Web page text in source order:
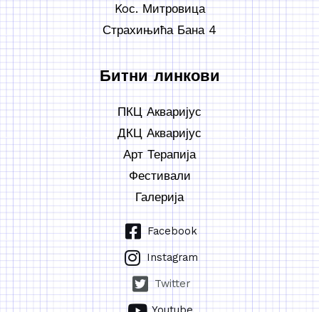
Koс. Митровица
Страхињића Бана 4
Битни линкови
ПКЦ Акваријус
ДКЦ Акваријус
Арт Терапија
Фестивали
Галерија
Facebook
Instagram
Twitter